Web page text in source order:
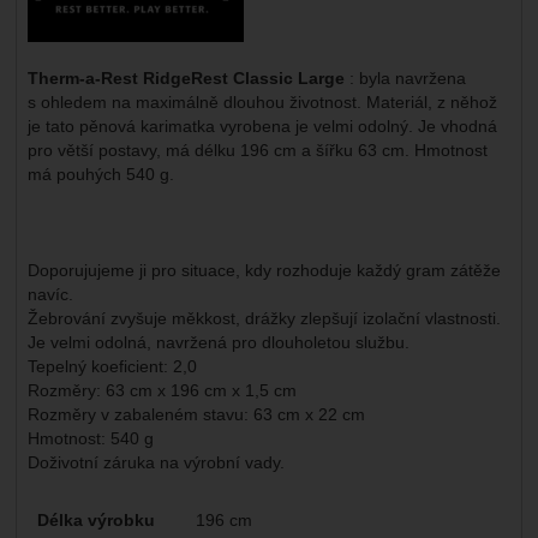
Therm-a-Rest RidgeRest Classic Large : byla navržena
s ohledem na maximálně dlouhou životnost. Materiál, z něhož
je tato pěnová karimatka vyrobena je velmi odolný. Je vhodná
pro větší postavy, má délku 196 cm a šířku 63 cm. Hmotnost
má pouhých 540 g.
Doporujujeme ji pro situace, kdy rozhoduje každý gram zátěže
navíc.
Žebrování zvyšuje měkkost, drážky zlepšují izolační vlastnosti.
Je velmi odolná, navržená pro dlouholetou službu.
Tepelný koeficient: 2,0
Rozměry: 63 cm x 196 cm x 1,5 cm
Rozměry v zabaleném stavu: 63 cm x 22 cm
Hmotnost: 540 g
Doživotní záruka na výrobní vady.
Parametry
Délka výrobku 196 cm